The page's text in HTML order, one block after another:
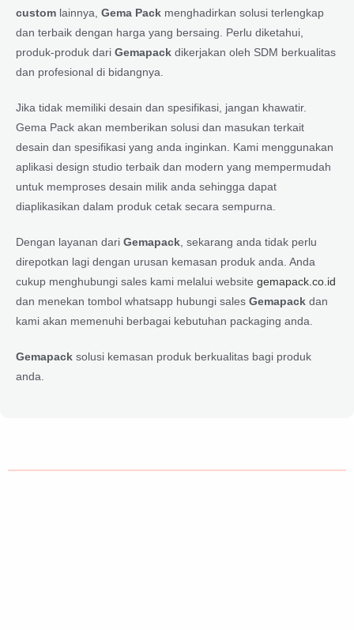
custom lainnya, Gema Pack menghadirkan solusi terlengkap
dan terbaik dengan harga yang bersaing. Perlu diketahui,
produk-produk dari Gemapack dikerjakan oleh SDM berkualitas
dan profesional di bidangnya.
Jika tidak memiliki desain dan spesifikasi, jangan khawatir.
Gema Pack akan memberikan solusi dan masukan terkait
desain dan spesifikasi yang anda inginkan. Kami menggunakan
aplikasi design studio terbaik dan modern yang mempermudah
untuk memproses desain milik anda sehingga dapat
diaplikasikan dalam produk cetak secara sempurna.
Dengan layanan dari Gemapack , sekarang anda tidak perlu
direpotkan lagi dengan urusan kemasan produk anda. Anda
cukup menghubungi sales kami melalui website gemapack.co.id
dan menekan tombol whatsapp hubungi sales Gemapack dan
kami akan memenuhi berbagai kebutuhan packaging anda.
Gemapack solusi kemasan produk berkualitas bagi produk
anda.